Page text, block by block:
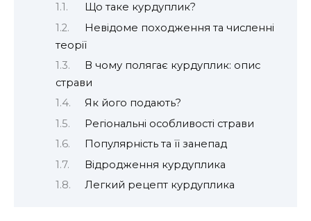
Що таке курдуплик?
Невідоме походження та численні
теорії
В чому полягає курдуплик: опис
страви
Як його подають?
Регіональні особливості страви
Популярність та її занепад
Відродження курдуплика
Легкий рецепт курдуплика